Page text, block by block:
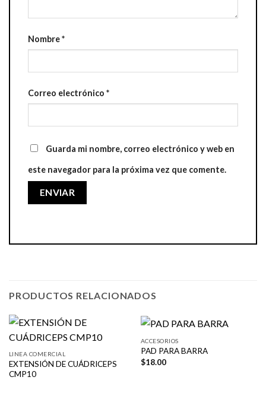
Nombre*
Correo electrónico *
Guarda mi nombre, correo electrónico y web en
este navegador para la próxima vez que comente.
PRODUCTOS RELACIONADOS
LINEA COMERCIAL
EXTENSIÓN DE CUÁDRICEPS
CMP10
ACCESORIOS
PAD PARA BARRA
$18.00